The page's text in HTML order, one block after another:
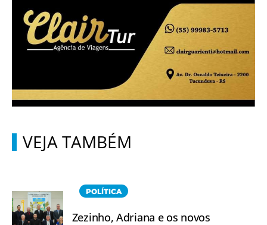
VEJA TAMBÉM
POLÍTICA
Zezinho, Adriana e os novos